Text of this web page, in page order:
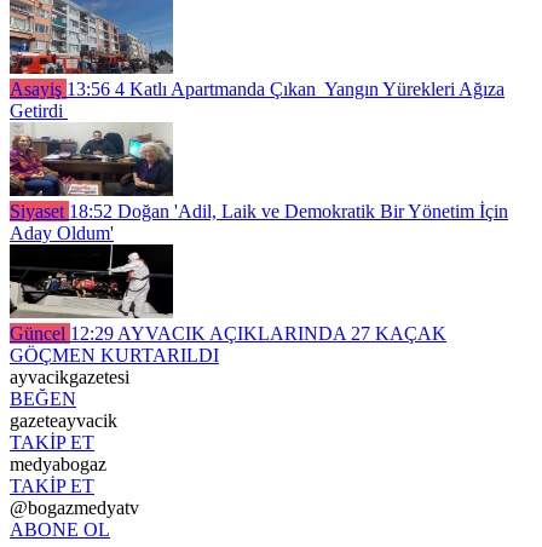
Asayiş 13:56 4 Katlı Apartmanda Çıkan Yangın Yürekleri Ağıza
Getirdi
Siyaset 18:52 Doğan 'Adil, Laik ve Demokratik Bir Yönetim İçin
Aday Oldum'
Güncel 12:29 AYVACIK AÇIKLARINDA 27 KAÇAK
GÖÇMEN KURTARILDI
ayvacikgazetesi
BEĞEN
gazeteayvacik
TAKİP ET
medyabogaz
TAKİP ET
@bogazmedyatv
ABONE OL